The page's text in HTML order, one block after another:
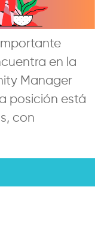
en la
Manager
posición está
con